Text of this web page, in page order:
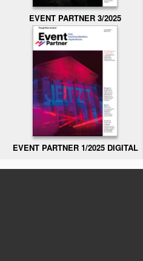
EVENT PARTNER 3/2025
EVENT PARTNER 1/2025 DIGITAL